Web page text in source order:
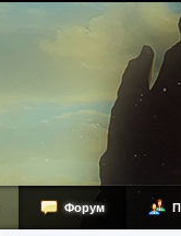
Форум